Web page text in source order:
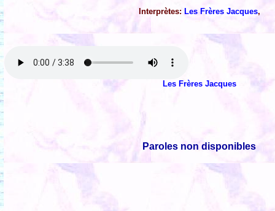
Interprètes: Les Frères Jacques,
Les Frères Jacques
Paroles non disponibles